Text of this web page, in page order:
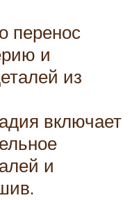
перенос
и
из
включает
и